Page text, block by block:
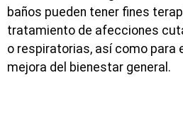
baños pueden tener fines
tratamiento de afecciones
o respiratorias, así como para
mejora del bienestar general.